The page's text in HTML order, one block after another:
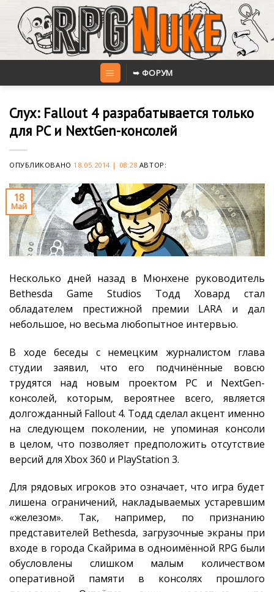
content
➥ ФОРУМ
Слух: Fallout 4 разрабатывается только
для PC и NextGen-консолей
ОПУБЛИКОВАНО 18.05.2014 | 08:28 АВТОР:
18
Май
Несколько дней назад в Мюнхене руководитель
Bethesda Game Studios Тодд Ховард стал
обладателем престижной премии LARA и дал
небольшое, но весьма любопытное интервью.
В ходе беседы с немецким журналистом глава
студии заявил, что его подчинённые вовсю
трудятся над новым проектом PC и NextGen-
консолей, которым, вероятнее всего, является
долгожданный Fallout 4. Тодд сделал акцент именно
на следующем поколении, не упоминая консоли
в целом, что позволяет предположить отсутствие
версий для Xbox 360 и PlayStation 3.
Для рядовых игроков это означает, что игра будет
лишена ограничений, накладываемых устаревшим
«железом». Так, например, по признанию
представителей Bethesda, загрузочные экраны при
входе в города Скайрима в одноимённой RPG были
обусловлены слишком малым количеством
оперативной памяти в консолях прошлого